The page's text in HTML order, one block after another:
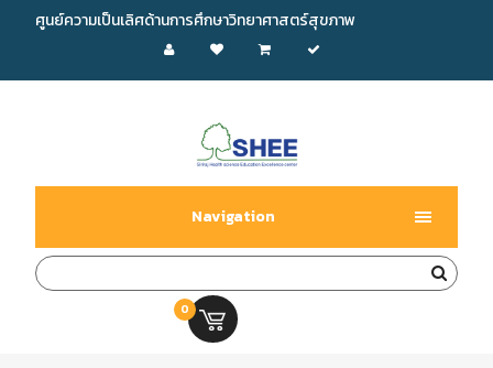
ศูนย์ความเป็นเลิศด้านการศึกษาวิทยาศาสตร์สุขภาพ
Navigation
0